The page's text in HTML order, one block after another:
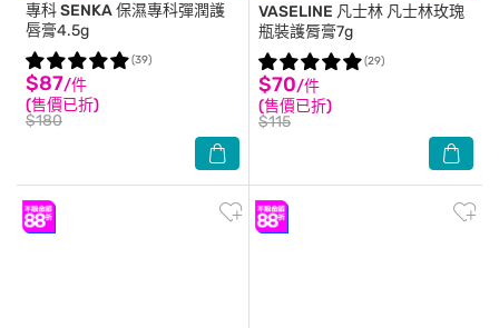
專科 SENKA保濕專科彈潤護
唇膏4.5g
$87/件
(售價已折)
$180
(39)
VASELINE 凡士林 凡士林玫瑰
瓶裝護脣膏7g
$70/件
(售價已折)
$115
(29)